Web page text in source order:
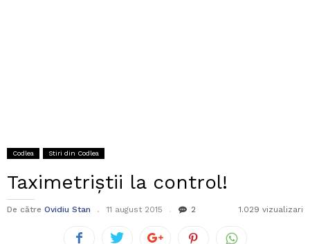
Codlea Stiri din Codlea
Taximetriștii la control!
De către Ovidiu Stan 11 august 2015 2 1.029 vizualizari